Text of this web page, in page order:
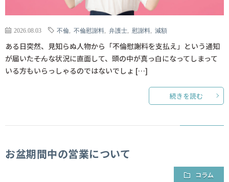
2026.08.03 不倫 不倫慰謝料 弁護士 慰謝料 減額
ある日突然、見知らぬ人物から「不倫慰謝料を支払え」という通知
が届いた――そんな状況に直面して、頭の中が真っ白になってしまって
いる方もいらっしゃるのではないでしょ […]
続きを読む
お盆期間中の営業について
コラム